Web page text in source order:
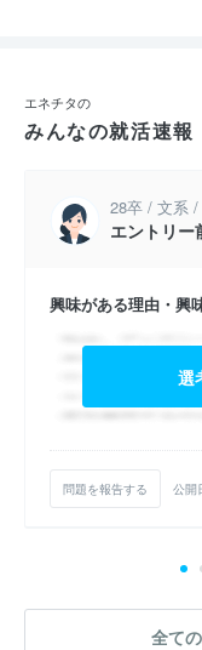
エネチタの
みんなの就活速報
28卒 / 文系 /
エントリー
興味がある理由・興
選
問題を報告する 公開
全て